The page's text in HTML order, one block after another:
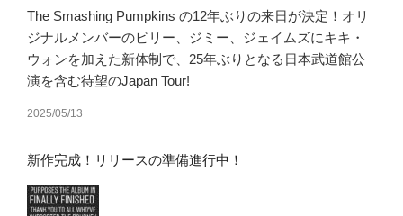
The Smashing Pumpkins の12年ぶりの来日が決定！オリ
ジナルメンバーのビリー、ジミー、ジェイムズにキキ・
ウォンを加えた新体制で、25年ぶりとなる日本武道館公
演を含む待望のJapan Tour!
2025/05/13
新作完成！リリースの準備進行中！